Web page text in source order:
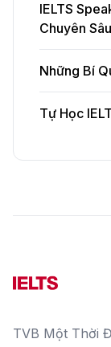
IELTS
Chuyên
Những Bí
Tự Học
TVB Một Thời